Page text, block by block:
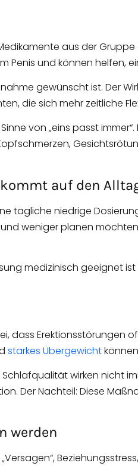
aus der
und können helfen,
gewünscht ist. Der
die sich mehr zeitliche
von „eins passt
auf den
tägliche niedrige
weniger planen
medizinisch
dass Erektionsstörungen
starkes Übergewicht
wirken nicht
Der Nachteil: Diese
werden